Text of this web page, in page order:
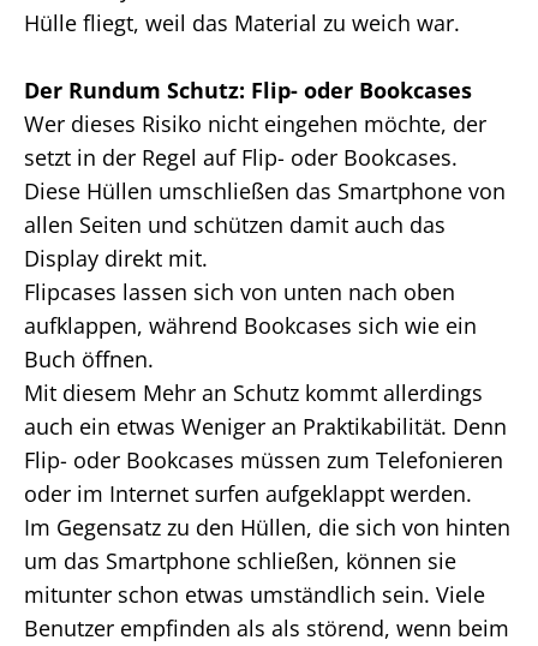
Hülle fliegt, weil das Material zu weich war.
Der Rundum Schutz: Flip- oder Bookcases
Wer dieses Risiko nicht eingehen möchte, der
setzt in der Regel auf Flip- oder Bookcases.
Diese Hüllen umschließen das Smartphone von
allen Seiten und schützen damit auch das
Display direkt mit.
Flipcases lassen sich von unten nach oben
aufklappen, während Bookcases sich wie ein
Buch öffnen.
Mit diesem Mehr an Schutz kommt allerdings
auch ein etwas Weniger an Praktikabilität. Denn
Flip- oder Bookcases müssen zum Telefonieren
oder im Internet surfen aufgeklappt werden.
Im Gegensatz zu den Hüllen, die sich von hinten
um das Smartphone schließen, können sie
mitunter schon etwas umständlich sein. Viele
Benutzer empfinden als als störend, wenn beim